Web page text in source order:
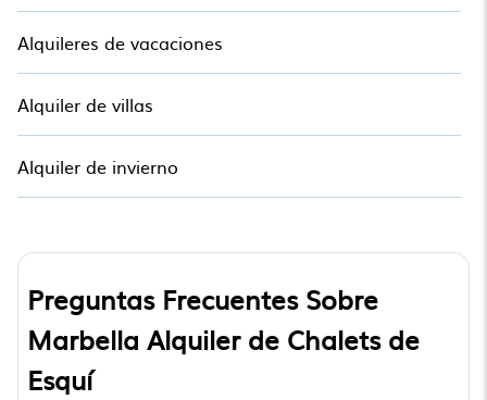
Alquileres de vacaciones
Alquiler de villas
Alquiler de invierno
Preguntas Frecuentes Sobre
Marbella Alquiler de Chalets de
Esquí